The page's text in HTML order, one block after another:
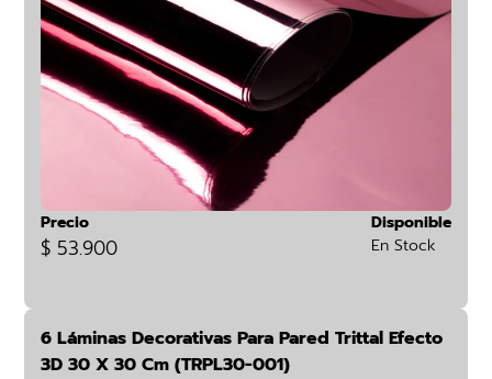
Precio
$ 53.900
Disponible
En Stock
6 Láminas Decorativas Para Pared Trittal Efecto
3D 30 X 30 Cm (TRPL30-001)